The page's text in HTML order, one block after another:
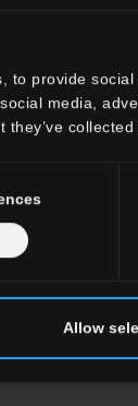
to provide
media,
Allow